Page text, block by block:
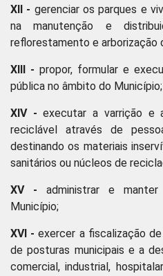
XII - gerenciar os parques e
na manutenção e
reflorestamento e arborização
XIII - propor, formular e
pública no âmbito do Município;
XIV - executar a varrição
reciclável através de
destinando os materiais
sanitários ou núcleos de
XV - administrar e
Município;
XVI - exercer a fiscalização
de posturas municipais e a
comercial, industrial,